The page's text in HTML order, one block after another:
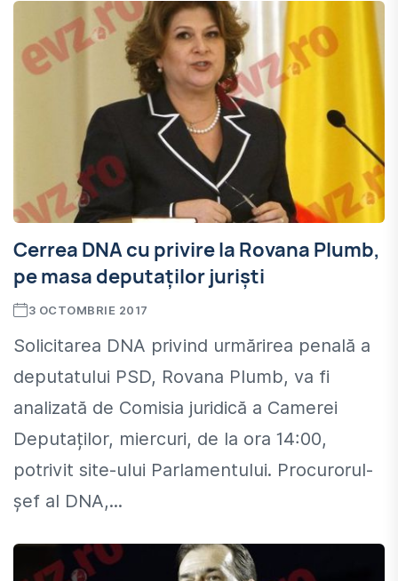
Cerrea DNA cu privire la Rovana Plumb,
pe masa deputaților juriști
3 OCTOMBRIE 2017
Solicitarea DNA privind urmărirea penală a
deputatului PSD, Rovana Plumb, va fi
analizată de Comisia juridică a Camerei
Deputaților, miercuri, de la ora 14:00,
potrivit site-ului Parlamentului. Procurorul-
şef al DNA,...